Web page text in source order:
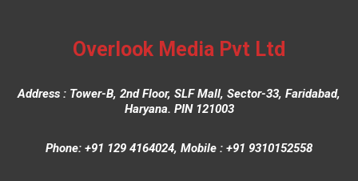
Overlook Media Pvt Ltd
Address : Tower-B, 2nd Floor, SLF Mall, Sector-33, Faridabad,
Haryana. PIN 121003
Phone: +91 129 4164024, Mobile : +91 9310152558